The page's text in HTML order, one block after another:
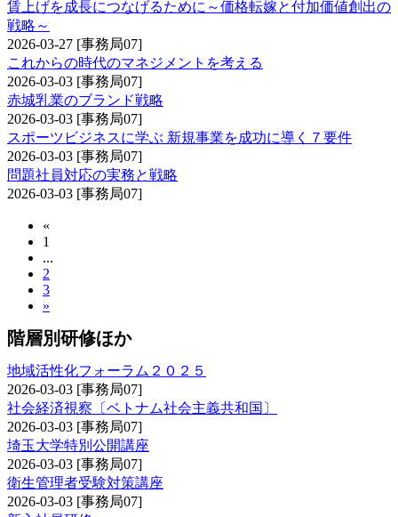
賃上げを成長につなげるために～価格転嫁と付加価値創出の
戦略～
2026-03-27 [事務局07]
これからの時代のマネジメントを考える
2026-03-03 [事務局07]
赤城乳業のブランド戦略
2026-03-03 [事務局07]
スポーツビジネスに学ぶ 新規事業を成功に導く７要件
2026-03-03 [事務局07]
問題社員対応の実務と戦略
2026-03-03 [事務局07]
«
1
...
2
3
»
階層別研修ほか
地域活性化フォーラム２０２５
2026-03-03 [事務局07]
社会経済視察〔ベトナム社会主義共和国〕
2026-03-03 [事務局07]
埼玉大学特別公開講座
2026-03-03 [事務局07]
衛生管理者受験対策講座
2026-03-03 [事務局07]